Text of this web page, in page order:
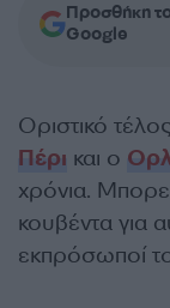
Προσθήκη
Google
Οριστικό
Πέρι και ο
χρόνια.
κουβέντα για
εκπρόσωποί